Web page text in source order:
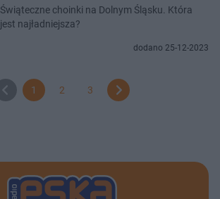
Świąteczne choinki na Dolnym Śląsku. Która
jest najładniejsza?
dodano 25-12-2023
1 2 3